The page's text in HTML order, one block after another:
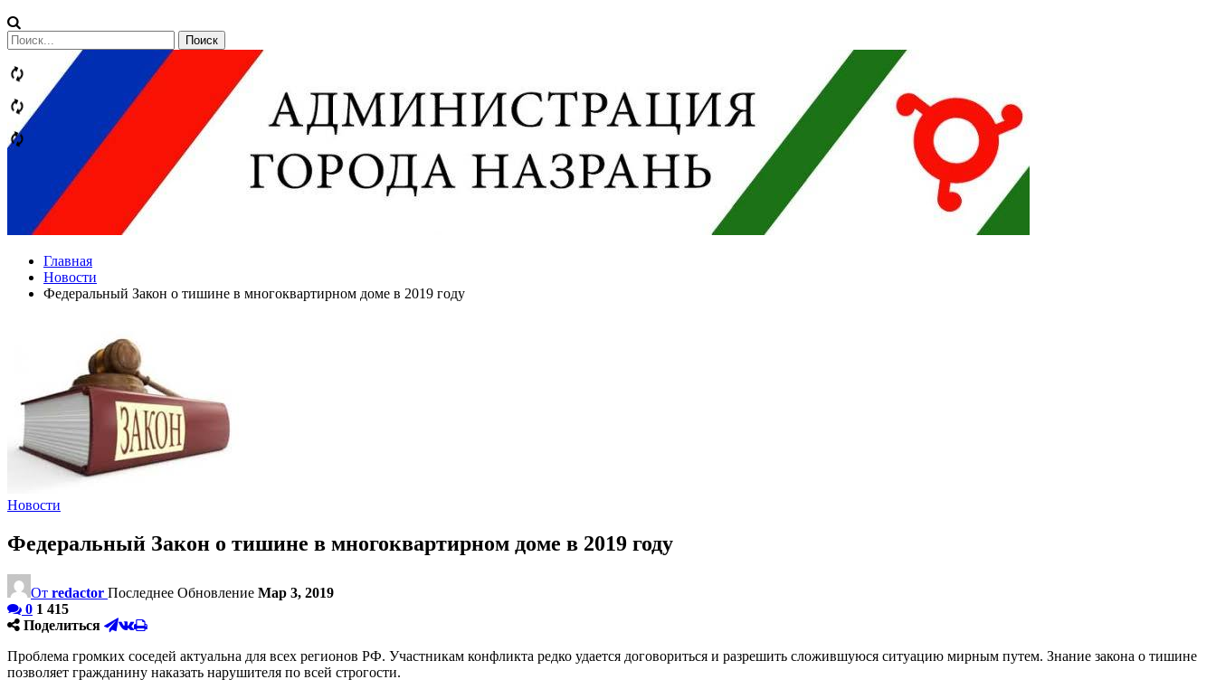
Сообщений
категории
Теги
Главная
Новости
Федеральный Закон о тишине в многоквартирном доме в 2019 году
Новости
Федеральный Закон о тишине в многоквартирном доме в 2019 году
От redactor Последнее Обновление Мар 3, 2019
0 1 415
Поделиться
Проблема громких соседей актуальна для всех регионов РФ. Участникам конфликта редко удается договориться и разрешить сложившуюся ситуацию мирным путем. Знание закона о тишине
позволяет гражданину наказать нарушителя по всей строгости.